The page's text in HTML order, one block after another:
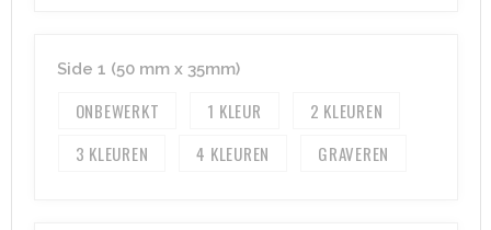
Golftassen
Side 1 (50 mm x 35mm)
ONBEWERKT 1
2
3
4 GRAVEREN